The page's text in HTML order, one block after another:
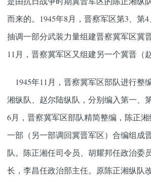
而来的。1945年8月，晋察军区第3、第
抽调一部分武装力量组建晋察冀军区冀
11月，晋察冀军区又组建另一个冀晋（
1945年11月，晋察冀军区部队进行整
湘纵队、赵尔陆纵队，分别编入第一、
6月，晋察冀军区部队精简整编，陈正
一部（另一部调回冀晋军区）合编组成
队。陈正湘任司令员、胡耀邦任政治委
长，李昌任政治部主任。原陈正湘纵队